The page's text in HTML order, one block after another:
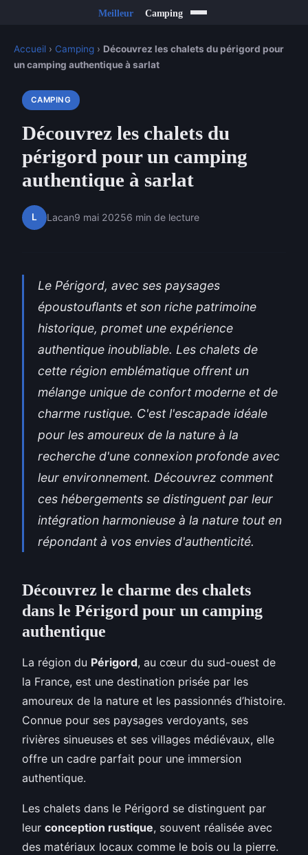
Accueil › Camping › Découvrez les chalets du périgord pour
un camping authentique à sarlat
CAMPING
Découvrez les chalets du
périgord pour un camping
authentique à sarlat
L Lacan9 mai 20256 min de lecture
Le Périgord, avec ses paysages
époustouflants et son riche patrimoine
historique, promet une expérience
authentique inoubliable. Les chalets de
cette région emblématique offrent un
mélange unique de confort moderne et de
charme rustique. C'est l'escapade idéale
pour les amoureux de la nature à la
recherche d'une connexion profonde avec
leur environnement. Découvrez comment
ces hébergements se distinguent par leur
intégration harmonieuse à la nature tout en
répondant à vos envies d'authenticité.
Découvrez le charme des chalets
dans le Périgord pour un camping
authentique
La région du Périgord, au cœur du sud-ouest de
la France, est une destination prisée par les
amoureux de la nature et les passionnés d’histoire.
Connue pour ses paysages verdoyants, ses
rivières sinueuses et ses villages médiévaux, elle
offre un cadre parfait pour une immersion
authentique.
Les chalets dans le Périgord se distinguent par
leur conception rustique, souvent réalisée avec
des matériaux locaux comme le bois ou la pierre.